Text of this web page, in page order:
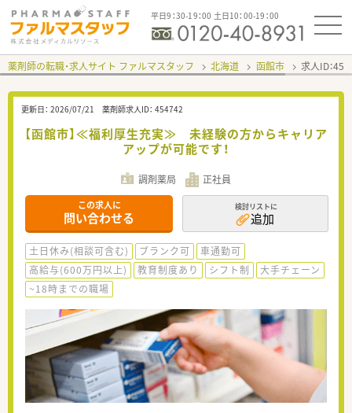
平日9：30-19：00 土日10：00-19：00
薬剤師の転職・求人サイト ファルマスタッフ 北海道 函館市 求人ID：
更新日： 2026/07/21 薬剤師求人ID： 454742
【函館市】≪福利厚生充実≫ 未経験の方からキャリア
アップが可能です！
調剤薬局 正社員
この求人に
問い合わせる
検討リストに
追加
土日休み(相談可含む) ブランク可
車通勤可
高給与(600万円以上)
教育制度あり シフト制
大手チェーン
~18時までの職場